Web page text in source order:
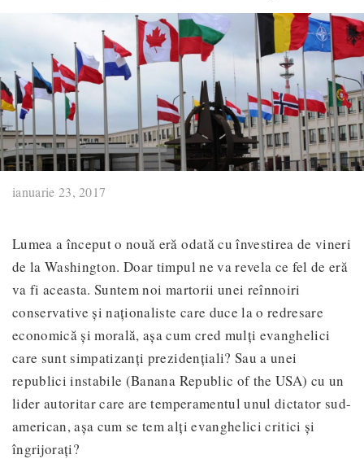
ianuarie 23, 2017
Lumea a început o nouă eră odată cu învestirea de vineri
de la Washington. Doar timpul ne va revela ce fel de eră
va fi aceasta. Suntem noi martorii unei reînnoiri
conservative și naționaliste care duce la o redresare
economică și morală, așa cum cred mulți evanghelici
care sunt simpatizanți prezidențiali? Sau a unei
republici instabile (Banana Republic of the USA) cu un
lider autoritar care are temperamentul unul dictator sud-
american, așa cum se tem alți evanghelici critici și
îngrijorați?